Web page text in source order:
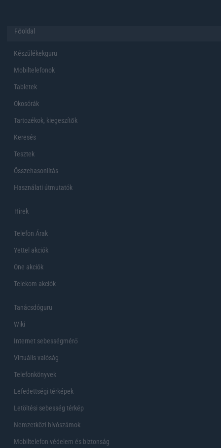
Főoldal
Készülékekguru
Mobiltelefonok
Tabletek
Okosórák
Tartozékok, kiegeszítők
Keresés
Tesztek
Összehasonlítás
Használati útmutatók
Hirek
Telefon Árak
Yettel akciók
One akciók
Telekom akciók
Tanácsdóguru
Wiki
Internet sebességmérő
Virtuális valóság
Telefonkönyvek
Lefedettségi térképek
Letöltési sebesség térkép
Nemzetközi hívószámok
Mobiltelefon védelem és biztonság